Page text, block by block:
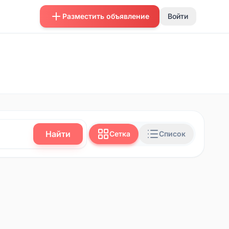
Разместить объявление Войти
Найти Сетка Список